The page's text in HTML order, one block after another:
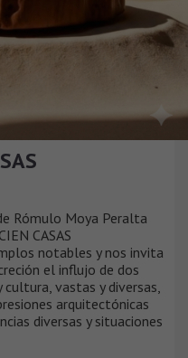
Rómulo Moya Peralta
CASAS
notables y nos invita
el influjo de dos
vastas y diversas,
arquitectónicas
diversas y situaciones